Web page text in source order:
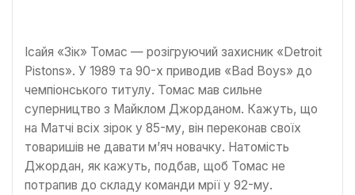
Ісайя «Зік» Томас — розігруючий захисник «Detroit
Pistons». У 1989 та 90-х приводив «Bad Boys» до
чемпіонського титулу. Томас мав сильне
суперництво з Майклом Джорданом. Кажуть, що
на Матчі всіх зірок у 85-му, він переконав своїх
товаришів не давати м’яч новачку. Натомість
Джордан, як кажуть, подбав, щоб Томас не
потрапив до складу команди мрії у 92-му.